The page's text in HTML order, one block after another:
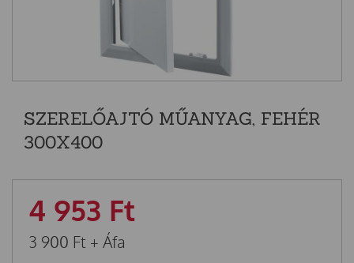
SZERELŐAJTÓ MŰANYAG, FEHÉR
300X400
4 953 Ft
3 900 Ft + Áfa